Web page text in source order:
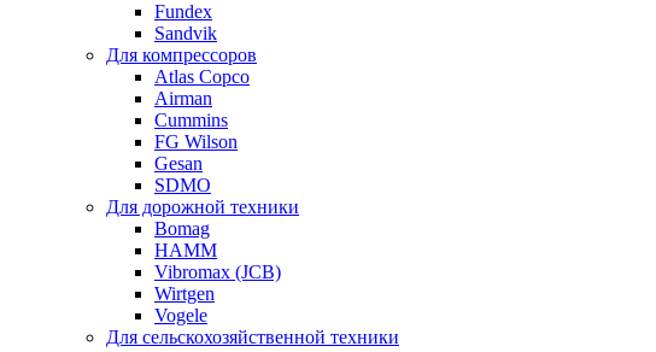
Fundex
Sandvik
Для компрессоров
Atlas Copco
Airman
Cummins
FG Wilson
Gesan
SDMO
Для дорожной техники
Bomag
HAMM
Vibromax (JCB)
Wirtgen
Vogele
Для сельскохозяйственной техники